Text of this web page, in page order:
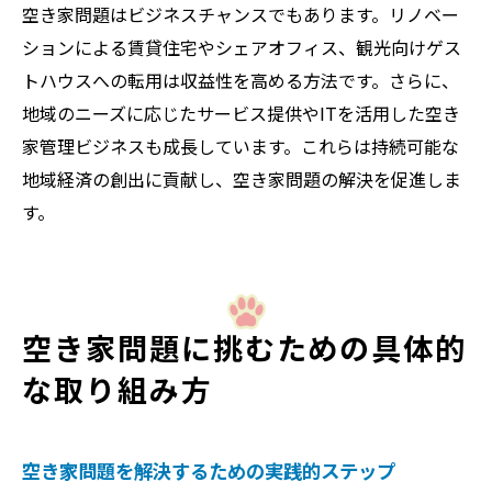
は
空き家問題が地域経済に与える影響の実態
地域ぐるみで進める空き家問題解決への挑
戦
空き家問題への地域独自の対策と成果
空き家問題の実践的な解消アクション例
空き家問題で困ったときの相談窓口の活用
法
空き家問題解消への具体的な第一歩とは
空き家問題はビジネスチャンスでもあります。リノベー
ションによる賃貸住宅やシェアオフィス、観光向けゲス
トハウスへの転用は収益性を高める方法です。さらに、
地域のニーズに応じたサービス提供やITを活用した空き
家管理ビジネスも成長しています。これらは持続可能な
地域経済の創出に貢献し、空き家問題の解決を促進しま
す。
空き家問題に挑むための具体的
な取り組み方
空き家問題を解決するための実践的ステップ